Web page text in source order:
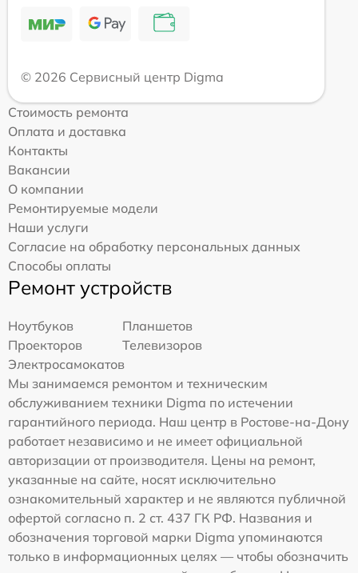
© 2026 Сервисный центр Digma
Стоимость ремонта
Оплата и доставка
Контакты
Вакансии
О компании
Ремонтируемые модели
Наши услуги
Согласие на обработку персональных данных
Способы оплаты
Ремонт устройств
Ноутбуков
Планшетов
Проекторов
Телевизоров
Электросамокатов
Мы занимаемся ремонтом и техническим
обслуживанием техники Digma по истечении
гарантийного периода. Наш центр в Ростове-на-Дону
работает независимо и не имеет официальной
авторизации от производителя. Цены на ремонт,
указанные на сайте, носят исключительно
ознакомительный характер и не являются публичной
офертой согласно п. 2 ст. 437 ГК РФ. Названия и
обозначения торговой марки Digma упоминаются
только в информационных целях — чтобы обозначить